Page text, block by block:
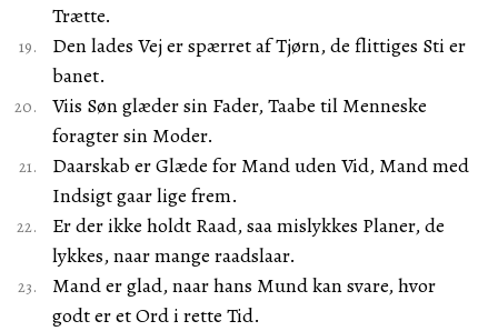
Trætte.
Den lades Vej er spærret af Tjørn, de flittiges Sti er
banet.
Viis Søn glæder sin Fader, Taabe til Menneske
foragter sin Moder.
Daarskab er Glæde for Mand uden Vid, Mand med
Indsigt gaar lige frem.
Er der ikke holdt Raad, saa mislykkes Planer, de
lykkes, naar mange raadslaar.
Mand er glad, naar hans Mund kan svare, hvor
godt er et Ord i rette Tid.